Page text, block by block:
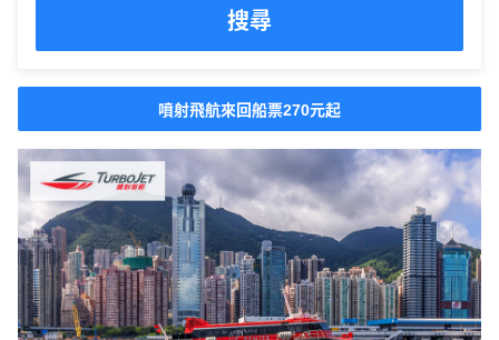
搜尋
噴射飛航來回船票270元起